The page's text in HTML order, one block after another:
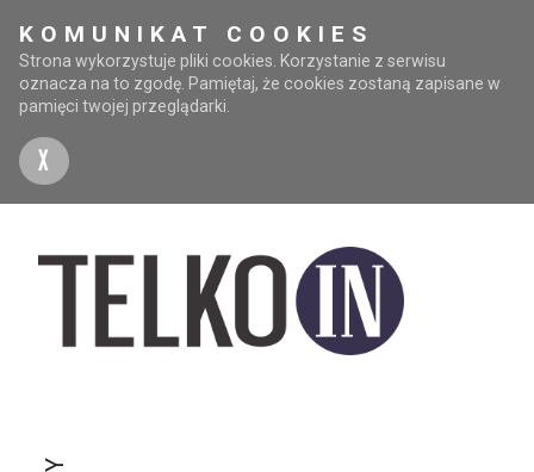
KOMUNIKAT COOKIES
Strona wykorzystuje pliki cookies. Korzystanie z serwisu
oznacza na to zgodę. Pamiętaj, że cookies zostaną zapisane w
pamięci twojej przeglądarki.
X